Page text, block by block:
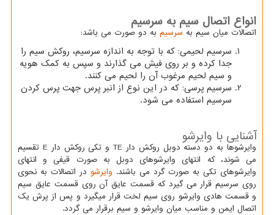
انواع اتصال سیم به سرسیم
اتصالات میان سیم به سرسیم به دو صورت می باشد:
سرسیم لحیمی: که با توجه به اندازه سرسیم، روکش سیم را
جدا کرده و بر روی فیش می گذارند و سپس به کمک هویه
و سیم لحیم مرغوب آن را لحیم می کنند.
سرسیم پرسی: که در این نوع از انبر پرس جهت پرس کردن
سرسیم استفاده می شود.
آشنایی با وایرشو
وایرشوها به دو دسته دوبل روکش دار TEو تکی روکش دارE تقسیم
می شوند، که انتهای وایرشوهای دوبل به صورت قیفی و انتهای
وایرشوهای تکی به صورت گرد می باشند. وایرشو در اتصالات به نحوی
روی سرسیم قرار می گیرد که قسمت عایق آن روی قسمت عایق سیم
و قسمت هادی وایرشو روی سیم لخت قرار میگیرد و پس از پرش یک
اتصال ایمن و مناسب میان وایرشو و سیم برقرار می گردد.